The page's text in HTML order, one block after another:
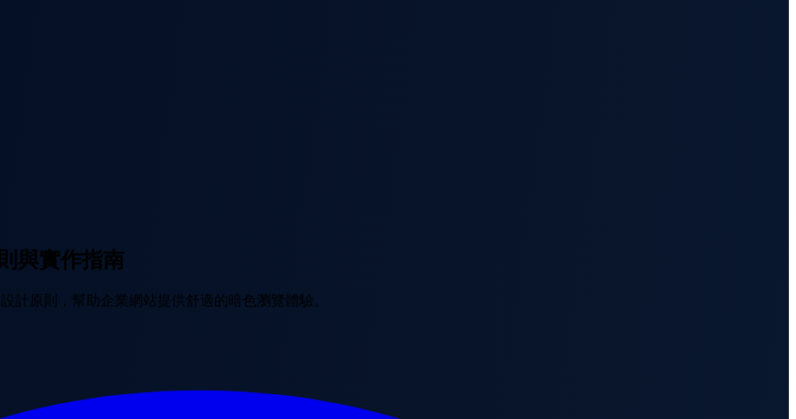
與實作指南
計原則，幫助企業網站提供舒適的暗色瀏覽體驗。